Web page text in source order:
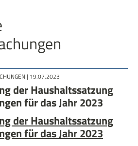
| 19.07.2023
der Haushaltssatzung
für das Jahr 2023
der Haushaltssatzung
für das Jahr 2023